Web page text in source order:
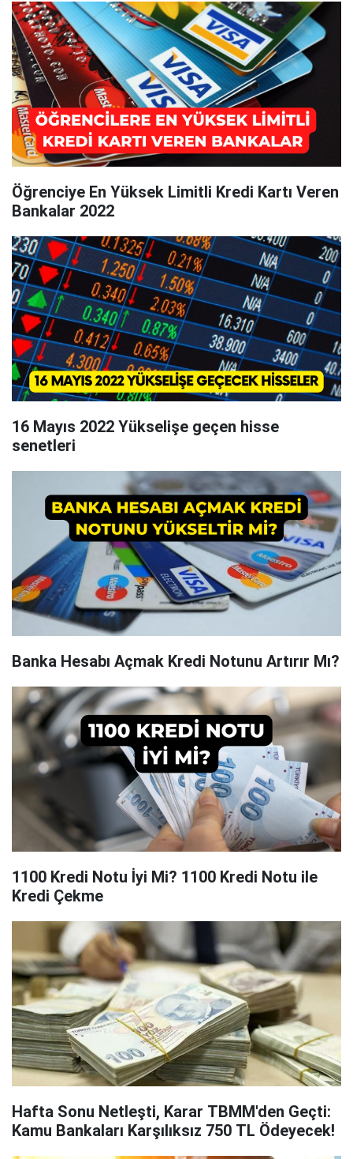
Öğrenciye En Yüksek Limitli Kredi Kartı Veren
Bankalar 2022
16 Mayıs 2022 Yükselişe geçen hisse
senetleri
Banka Hesabı Açmak Kredi Notunu Artırır Mı?
1100 Kredi Notu İyi Mi? 1100 Kredi Notu ile
Kredi Çekme
Hafta Sonu Netleşti, Karar TBMM'den Geçti:
Kamu Bankaları Karşılıksız 750 TL Ödeyecek!